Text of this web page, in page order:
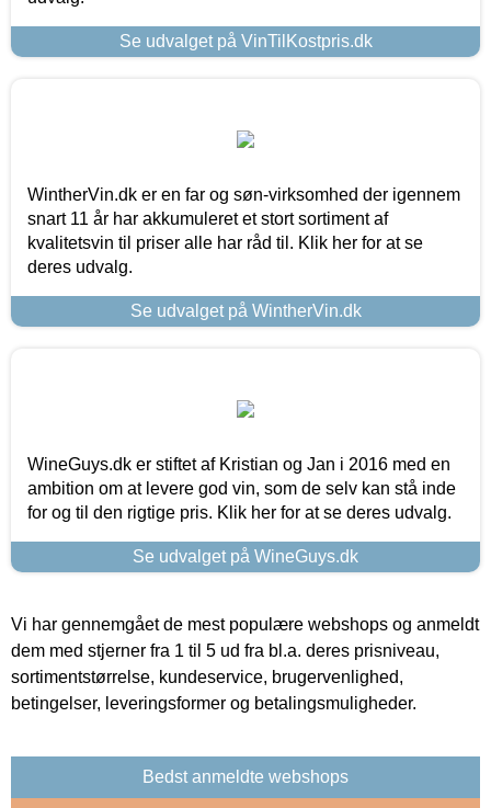
Se udvalget på VinTilKostpris.dk
WintherVin.dk er en far og søn-virksomhed der igennem
snart 11 år har akkumuleret et stort sortiment af
kvalitetsvin til priser alle har råd til. Klik her for at se
deres udvalg.
Se udvalget på WintherVin.dk
WineGuys.dk er stiftet af Kristian og Jan i 2016 med en
ambition om at levere god vin, som de selv kan stå inde
for og til den rigtige pris. Klik her for at se deres udvalg.
Se udvalget på WineGuys.dk
Vi har gennemgået de mest populære webshops og anmeldt
dem med stjerner fra 1 til 5 ud fra bl.a. deres prisniveau,
sortimentstørrelse, kundeservice, brugervenlighed,
betingelser, leveringsformer og betalingsmuligheder.
Bedst anmeldte webshops